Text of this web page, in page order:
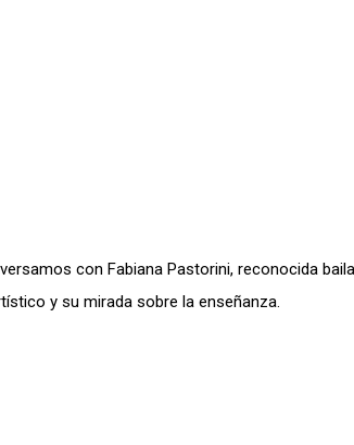
con Fabiana Pastorini, reconocida
y su mirada sobre la enseñanza.